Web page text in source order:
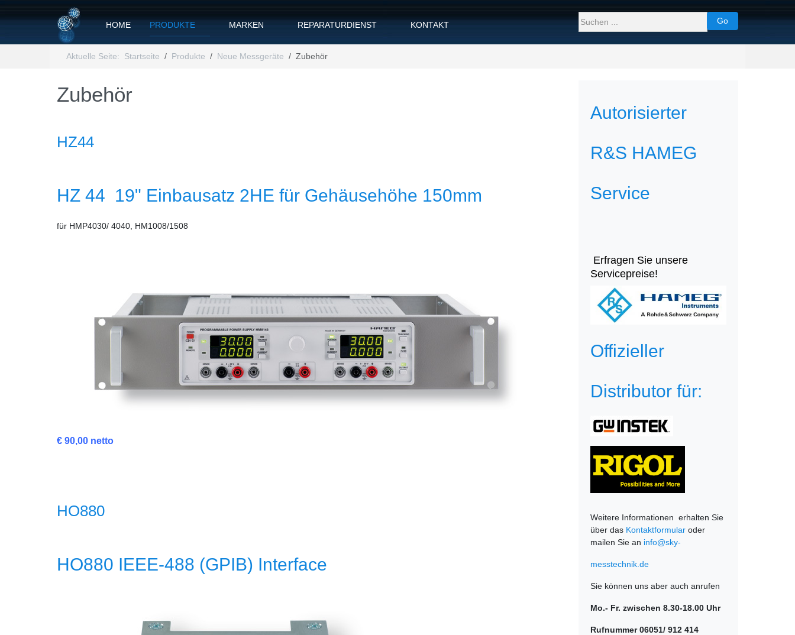
HOME PRODUKTE MARKEN REPARATURDIENST KONTAKT Go
Aktuelle Seite: Startseite Produkte Neue Messgeräte Zubehör
Zubehör
HZ44
HZ 44 19" Einbausatz 2HE für Gehäusehöhe 150mm
für HMP4030/ 4040, HM1008/1508
€ 90,00 netto
HO880
HO880 IEEE-488 (GPIB) Interface
Autorisierter
R&S HAMEG
Service
Erfragen Sie unsere
Servicepreise!
Offizieller
Distributor für:
Weitere Informationen erhalten Sie
über das Kontaktformular oder
mailen Sie an info@sky-
messtechnik.de
Sie können uns aber auch anrufen
Mo.- Fr. zwischen 8.30-18.00 Uhr
Rufnummer 06051/ 912 414